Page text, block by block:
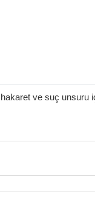
ve suç unsuru